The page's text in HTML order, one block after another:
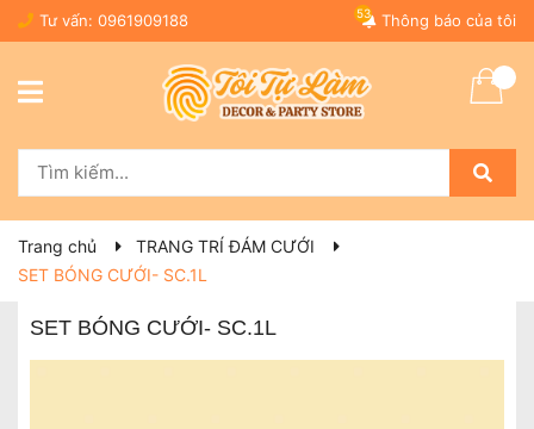
Tư vấn: 0961909188 Thông báo của tôi
53
Trang chủ
TRANG TRÍ ĐÁM CƯỚI
SET BÓNG CƯỚI- SC.1L
SET BÓNG CƯỚI- SC.1L